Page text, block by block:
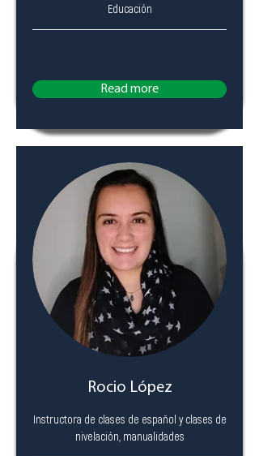
Educación
Read more
Rocio López
Instructora de clases de español y clases de
nivelación, manualidades